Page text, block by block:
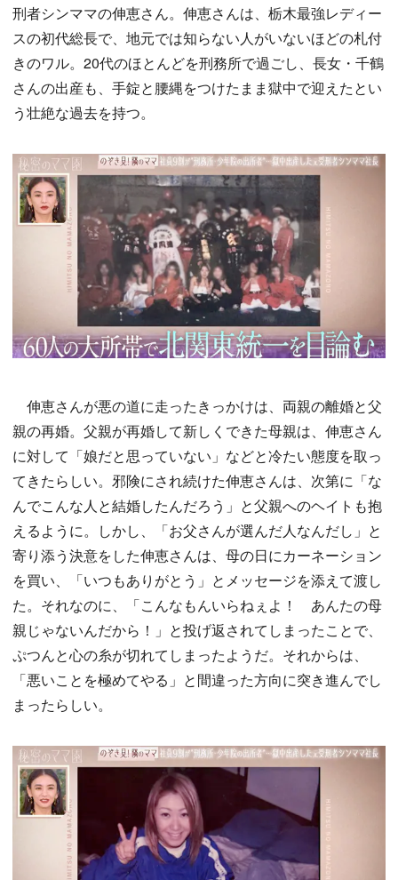
刑者シンママの伸恵さん。伸恵さんは、栃木最強レディー
スの初代総長で、地元では知らない人がいないほどの札付
きのワル。20代のほとんどを刑務所で過ごし、長女・千鶴
さんの出産も、手錠と腰縄をつけたまま獄中で迎えたとい
う壮絶な過去を持つ。
伸恵さんが悪の道に走ったきっかけは、両親の離婚と父
親の再婚。父親が再婚して新しくできた母親は、伸恵さん
に対して「娘だと思っていない」などと冷たい態度を取っ
てきたらしい。邪険にされ続けた伸恵さんは、次第に「な
んでこんな人と結婚したんだろう」と父親へのヘイトも抱
えるように。しかし、「お父さんが選んだ人なんだし」と
寄り添う決意をした伸恵さんは、母の日にカーネーション
を買い、「いつもありがとう」とメッセージを添えて渡し
た。それなのに、「こんなもんいらねぇよ！ あんたの母
親じゃないんだから！」と投げ返されてしまったことで、
ぷつんと心の糸が切れてしまったようだ。それからは、
「悪いことを極めてやる」と間違った方向に突き進んでし
まったらしい。